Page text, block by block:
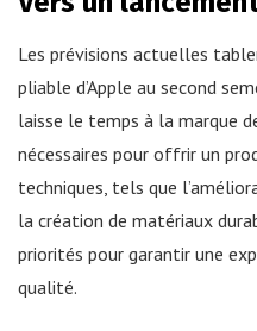
Les prévisions actuelles
pliable d’Apple au second
laisse le temps à la marque
nécessaires pour offrir un
techniques, tels que
la création de matériaux
priorités pour garantir une
qualité.